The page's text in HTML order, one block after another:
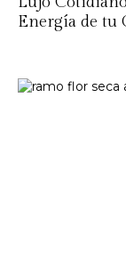
Energía de tu